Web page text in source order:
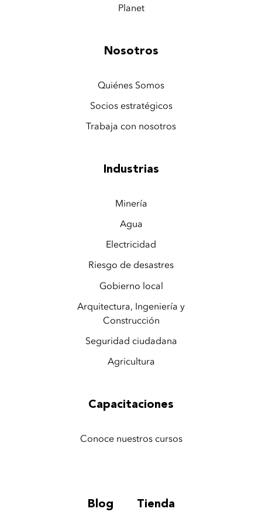
Planet
Nosotros
Quiénes Somos
Socios estratégicos
Trabaja con nosotros
Industrias
Minería
Agua
Electricidad
Riesgo de desastres
Gobierno local
Arquitectura, Ingeniería y
Construcción
Seguridad ciudadana
Agricultura
Capacitaciones
Conoce nuestros cursos
Blog Tienda